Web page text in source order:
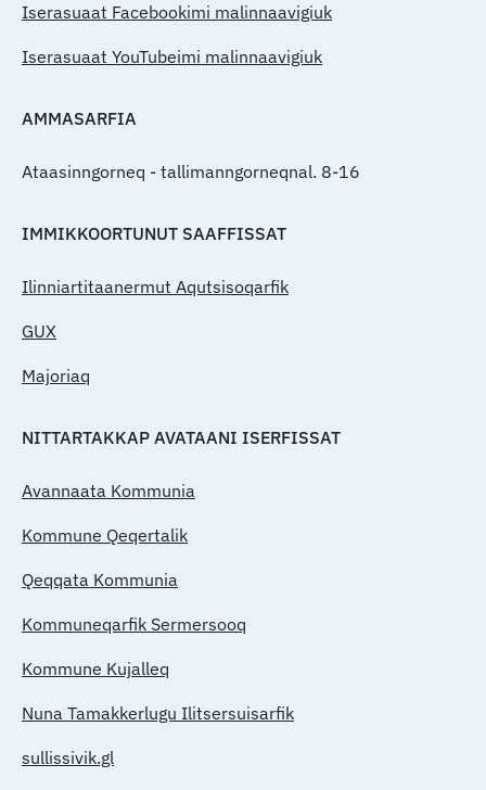
Iserasuaat Facebookimi malinnaavigiuk
Iserasuaat YouTubeimi malinnaavigiuk
AMMASARFIA
Ataasinngorneq - tallimanngorneqnal. 8-16
IMMIKKOORTUNUT SAAFFISSAT
Ilinniartitaanermut Aqutsisoqarfik
GUX
Majoriaq
NITTARTAKKAP AVATAANI ISERFISSAT
Avannaata Kommunia
Kommune Qeqertalik
Qeqqata Kommunia
Kommuneqarfik Sermersooq
Kommune Kujalleq
Nuna Tamakkerlugu Ilitsersuisarfik
sullissivik.gl